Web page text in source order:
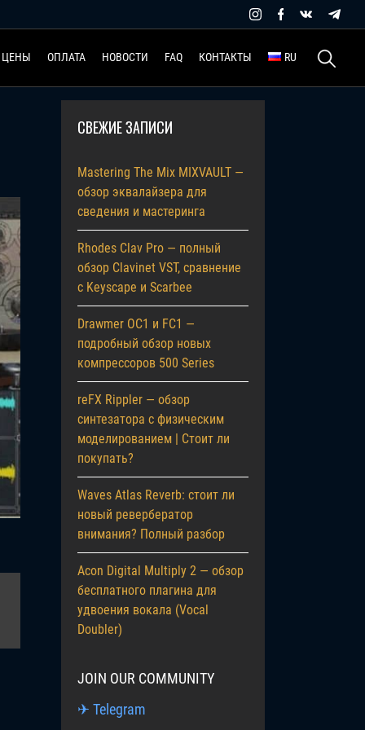
ЦЕНЫ ОПЛАТА НОВОСТИ FAQ КОНТАКТЫ RU Найти:
СВЕЖИЕ ЗАПИСИ
Mastering The Mix MIXVAULT —
обзор эквалайзера для
сведения и мастеринга
Rhodes Clav Pro — полный
обзор Clavinet VST, сравнение
с Keyscape и Scarbee
Drawmer OC1 и FC1 —
подробный обзор новых
компрессоров 500 Series
reFX Rippler — обзор
синтезатора с физическим
моделированием | Стоит ли
покупать?
Waves Atlas Reverb: стоит ли
новый ревербератор
внимания? Полный разбор
Acon Digital Multiply 2 — обзор
бесплатного плагина для
удвоения вокала (Vocal
Doubler)
JOIN OUR COMMUNITY
✈ Telegram